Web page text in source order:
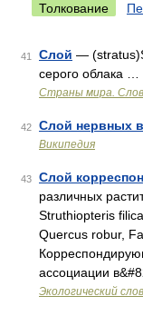
Толкование
41 Слой —
серого облака …
Страны мира.
42 Слой нервных
Википедия
43 Слой
различных
Struthiopteris
Quercus robur,
ассоциации
Экологический